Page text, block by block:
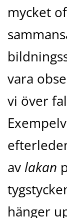
mycket
vara
vi över
av lakan
hänger